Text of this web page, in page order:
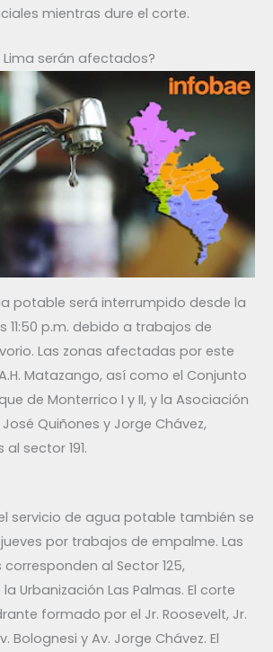
mientras dure el corte.
serán afectados?
potable será interrumpido desde la
11:50 p.m. debido a trabajos de
Las zonas afectadas por este
Matazango, así como el Conjunto
de Monterrico I y II, y la Asociación
José Quiñones y Jorge Chávez,
sector 191.
servicio de agua potable también se
por trabajos de empalme. Las
al Sector 125,
Urbanización Las Palmas. El corte
formado por el Jr. Roosevelt, Jr.
Bolognesi y Av. Jorge Chávez. El